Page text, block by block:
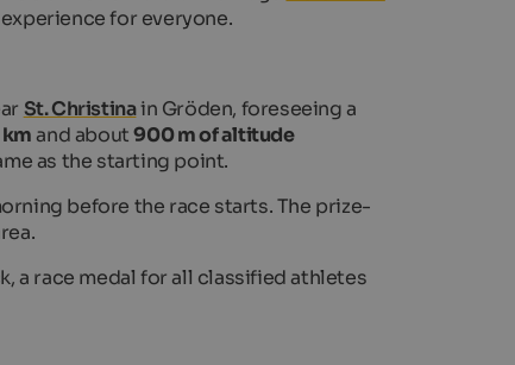
for everyone.
St. Christinain Gröden, foreseeing a
kmand about900 m of altitude
as the starting point.
before the race starts. The prize-
a race medal for all classified athletes